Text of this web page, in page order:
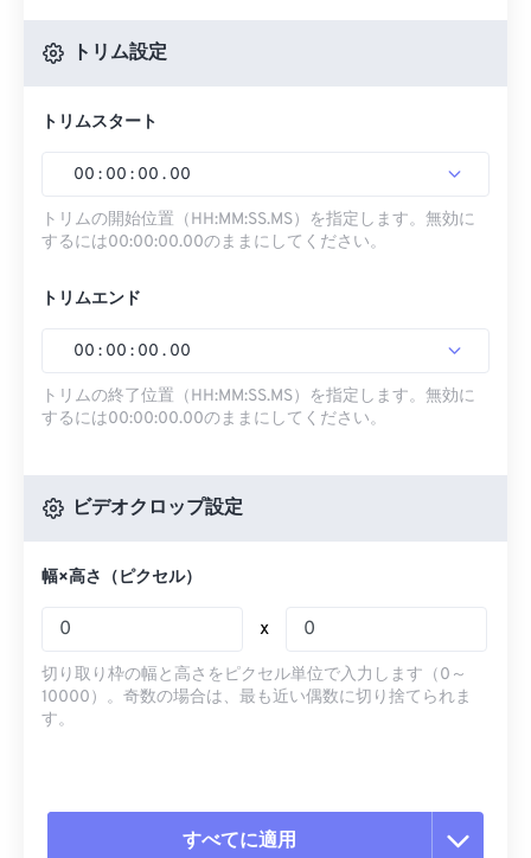
トリム設定
トリムスタート
00 : 00 : 00 . 00
トリムの開始位置（HH:MM:SS.MS）を指定します。無効に
するには00:00:00.00のままにしてください。
トリムエンド
00 : 00 : 00 . 00
トリムの終了位置（HH:MM:SS.MS）を指定します。無効に
するには00:00:00.00のままにしてください。
ビデオクロップ設定
幅×高さ（ピクセル）
x
切り取り枠の幅と高さをピクセル単位で入力します（0～
10000）。奇数の場合は、最も近い偶数に切り捨てられま
す。
すべてに適用